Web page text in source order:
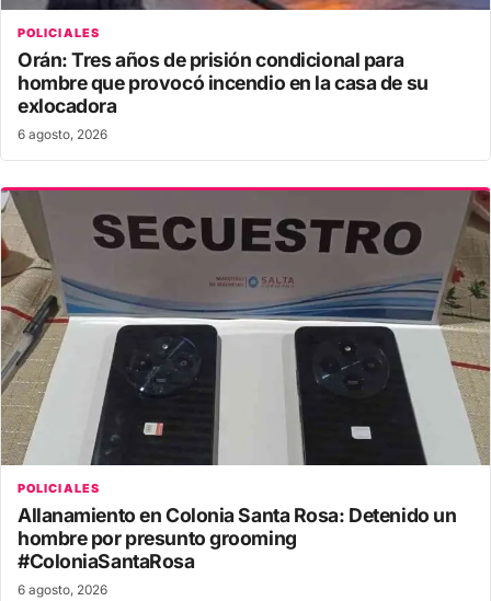
POLICIALES
Orán: Tres años de prisión condicional para
hombre que provocó incendio en la casa de su
exlocadora
6 agosto, 2026
POLICIALES
Allanamiento en Colonia Santa Rosa: Detenido un
hombre por presunto grooming
#ColoniaSantaRosa
6 agosto, 2026